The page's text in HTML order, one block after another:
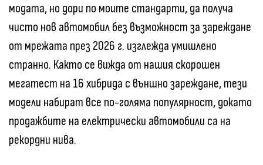
модата, но дори по моите стандарти, да получа
чисто нов автомобил без възможност за зареждане
от мрежата през 2026 г. изглежда умишлено
странно. Както се вижда от нашия скорошен
мегатест на 16 хибрида с външно зареждане, тези
модели набират все по-голяма популярност, докато
продажбите на електрически автомобили са на
рекордни нива.